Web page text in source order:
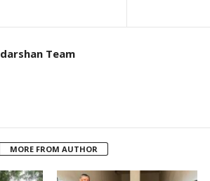
Team
MORE FROM AUTHOR